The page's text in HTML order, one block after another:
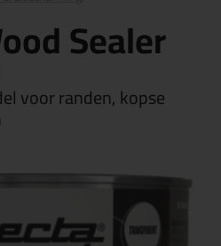
Sealer
voor randen, kopse